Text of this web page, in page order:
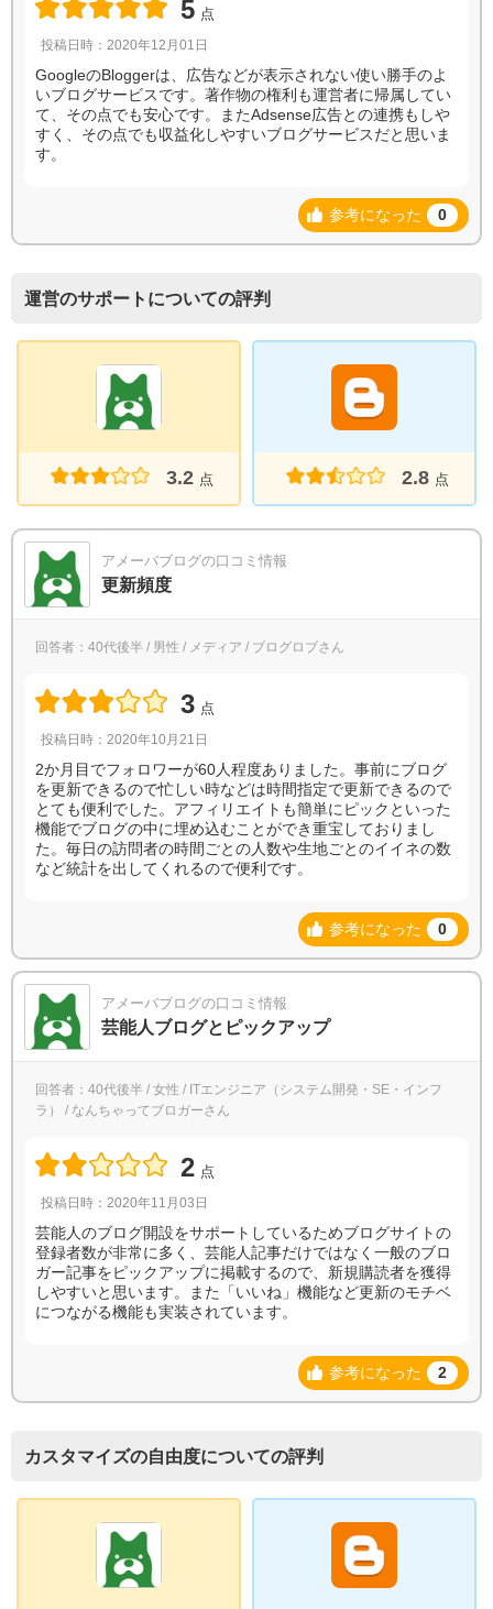
5 点
投稿日時：2020年12月01日
GoogleのBloggerは、広告などが表示されない使い勝手のよ
いブログサービスです。著作物の権利も運営者に帰属してい
て、その点でも安心です。またAdsense広告との連携もしや
すく、その点でも収益化しやすいブログサービスだと思いま
す。
参考になった 0
運営のサポートについての評判
3.2 点 2.8 点
アメーバブログの口コミ情報
更新頻度
回答者：40代後半 / 男性 / メディア / ブログロブさん
3 点
投稿日時：2020年10月21日
2か月目でフォロワーが60人程度ありました。事前にブログ
を更新できるので忙しい時などは時間指定で更新できるので
とても便利でした。アフィリエイトも簡単にピックといった
機能でブログの中に埋め込むことができ重宝しておりまし
た。毎日の訪問者の時間ごとの人数や生地ごとのイイネの数
など統計を出してくれるので便利です。
参考になった 0
アメーバブログの口コミ情報
芸能人ブログとピックアップ
回答者：40代後半 / 女性 / ITエンジニア（システム開発・SE・インフ
ラ） / なんちゃってブロガーさん
2 点
投稿日時：2020年11月03日
芸能人のブログ開設をサポートしているためブログサイトの
登録者数が非常に多く、芸能人記事だけではなく一般のブロ
ガー記事をピックアップに掲載するので、新規購読者を獲得
しやすいと思います。また「いいね」機能など更新のモチベ
につながる機能も実装されています。
参考になった 2
カスタマイズの自由度についての評判